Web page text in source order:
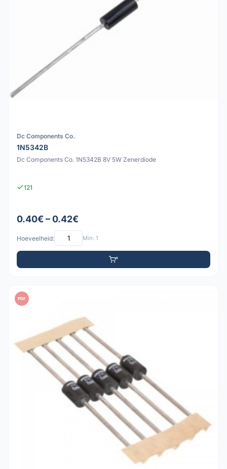
Dc Components Co.
1N5342B
Dc Components Co. 1N5342B 8V 5W Zenerdiode
121
0.40€ – 0.42€
Hoeveelheid: Min: 1
PDF